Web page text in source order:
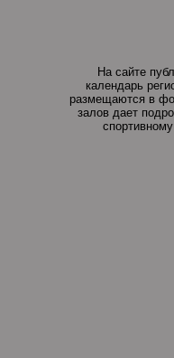
На сайте
календарь
размещаются в
залов дает